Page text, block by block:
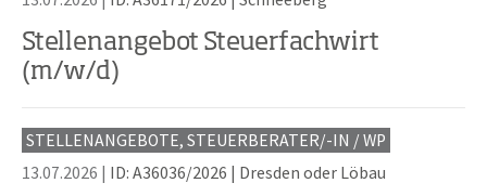
Stellenangebot Steuerfachwirt
(m/w/d)
STELLENANGEBOTE, STEUERBERATER/-IN / WP
13.07.2026 | ID: A36036/2026 | Dresden oder Löbau